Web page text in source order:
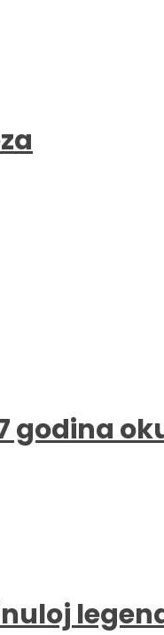
godina